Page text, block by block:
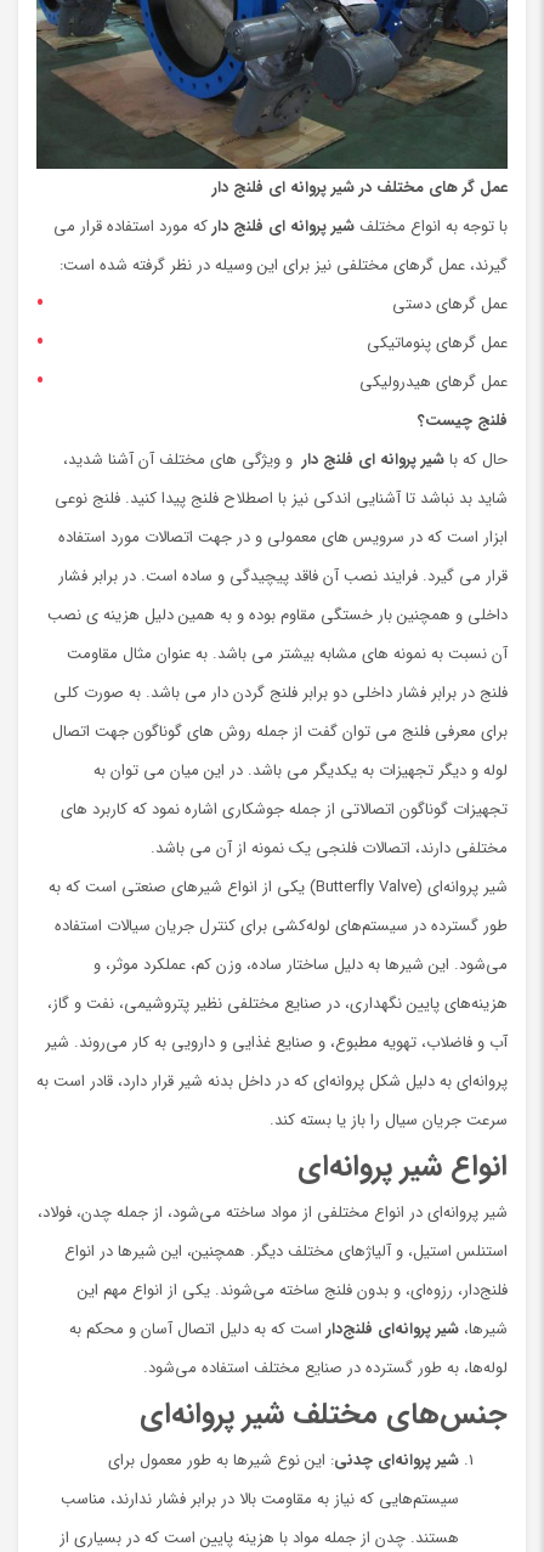
عمل گر های مختلف در شیر پروانه ای فلنج دار
با توجه به انواع مختلف شیر پروانه ای فلنج دارکه مورد استفاده قرار می
گیرند، عمل گرهای مختلفی نیز برای این وسیله در نظر گرفته شده است:
عمل گرهای دستی
عمل گرهای پنوماتیکی
عمل گرهای هیدرولیکی
فلنج چیست؟
حال که باشیر پروانه ای فلنج دار و ویژگی های مختلف آن آشنا شدید،
شاید بد نباشد تا آشنایی اندکی نیز با اصطلاح فلنج پیدا کنید. فلنج نوعی
ابزار است که در سرویس های معمولی و در جهت اتصالات مورد استفاده
قرار می گیرد. فرایند نصب آن فاقد پیچیدگی و ساده است. در برابر فشار
داخلی و همچنین بار خستگی مقاوم بوده و به همین دلیل هزینه ی نصب
آن نسبت به نمونه های مشابه بیشتر می باشد. به عنوان مثال مقاومت
فلنج در برابر فشار داخلی دو برابر فلنج گردن دار می باشد. به صورت کلی
برای معرفی فلنج می توان گفت از جمله روش های گوناگون جهت اتصال
لوله و دیگر تجهیزات به یکدیگر می باشد. در این میان می توان به
تجهیزات گوناگون اتصالاتی از جمله جوشکاری اشاره نمود که کاربرد های
مختلفی دارند، اتصالات فلنجی یک نمونه از آن می باشد.
شیر پروانه‌ای (Butterfly Valve) یکی از انواع شیرهای صنعتی است که به
طور گسترده در سیستم‌های لوله‌کشی برای کنترل جریان سیالات استفاده
می‌شود. این شیرها به دلیل ساختار ساده، وزن کم، عملکرد موثر، و
هزینه‌های پایین نگهداری، در صنایع مختلفی نظیر پتروشیمی، نفت و گاز،
آب و فاضلاب، تهویه مطبوع، و صنایع غذایی و دارویی به کار می‌روند. شیر
پروانه‌ای به دلیل شکل پروانه‌ای که در داخل بدنه شیر قرار دارد، قادر است به
سرعت جریان سیال را باز یا بسته کند.
انواع شیر پروانه‌ای
شیر پروانه‌ای در انواع مختلفی از مواد ساخته می‌شود، از جمله چدن، فولاد،
استنلس استیل، و آلیاژهای مختلف دیگر. همچنین، این شیرها در انواع
فلنج‌دار، رزوه‌ای، و بدون فلنج ساخته می‌شوند. یکی از انواع مهم این
شیرها، شیر پروانه‌ای فلنج‌دار است که به دلیل اتصال آسان و محکم به
لوله‌ها، به طور گسترده در صنایع مختلف استفاده می‌شود.
جنس‌های مختلف شیر پروانه‌ای
شیر پروانه‌ای چدنی: این نوع شیرها به طور معمول برای
سیستم‌هایی که نیاز به مقاومت بالا در برابر فشار ندارند، مناسب
هستند. چدن از جمله مواد با هزینه پایین است که در بسیاری از